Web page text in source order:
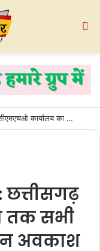
जिला अस्पताल में व्याप्त अवस्थाओं पर कांग्रेस ने सीएमएचओ कार्यालय का किया घेराव
छत्तीसगढ़
तक सभी
अवकाश